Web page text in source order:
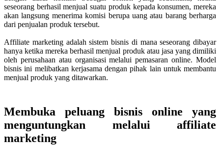
seseorang berhasil menjual suatu produk kepada konsumen, mereka
akan langsung menerima komisi berupa uang atau barang berharga
dari penjualan produk tersebut.
Affiliate marketing adalah sistem bisnis di mana seseorang dibayar
hanya ketika mereka berhasil menjual produk atau jasa yang dimiliki
oleh perusahaan atau organisasi melalui pemasaran online. Model
bisnis ini melibatkan kerjasama dengan pihak lain untuk membantu
menjual produk yang ditawarkan.
Membuka peluang bisnis online yang
menguntungkan melalui affiliate
marketing